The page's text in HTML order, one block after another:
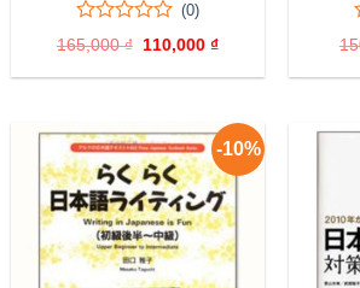
0
trên
5
0
(0)
165,000₫ Giá
là:
110,000₫
tại
-10%